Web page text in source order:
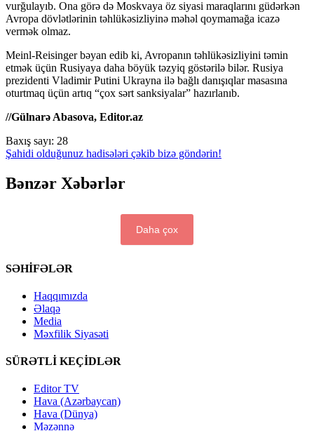
vurğulayıb. Ona görə də Moskvaya öz siyasi maraqlarını güdərkən
Avropa dövlətlərinin təhlükəsizliyinə məhəl qoymamağa icazə
vermək olmaz.
Meinl-Reisinger bəyan edib ki, Avropanın təhlükəsizliyini təmin
etmək üçün Rusiyaya daha böyük təzyiq göstərilə bilər. Rusiya
prezidenti Vladimir Putini Ukrayna ilə bağlı danışıqlar masasına
oturtmaq üçün artıq “çox sərt sanksiyalar” hazırlanıb.
//Gülnarə Abasova, Editor.az
Baxış sayı: 28
Şahidi olduğunuz hadisələri çəkib bizə göndərin!
Bənzər Xəbərlər
Daha çox
SƏHİFƏLƏR
Haqqımızda
Əlaqə
Media
Məxfilik Siyasəti
SÜRƏTLİ KEÇİDLƏR
Editor TV
Hava (Azərbaycan)
Hava (Dünya)
Məzənnə